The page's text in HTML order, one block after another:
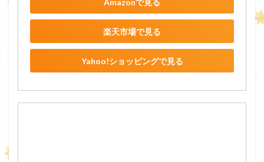
楽天市場で見る
Yahoo!ショッピングで見る